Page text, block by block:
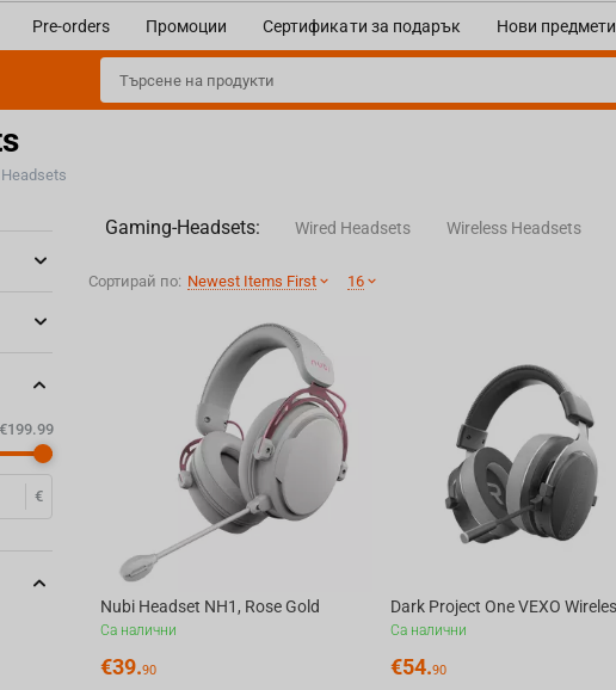
Pre-orders Промоции Сертификати за подарък Нови предмети
Gaming-Headsets: Wired Headsets Wireless Headsets
Сортирай по: Newest Items First 16
Nubi Headset NH1, Rose Gold
Са налични
€39.90
Са налични
€54.90
€
‎€199.99